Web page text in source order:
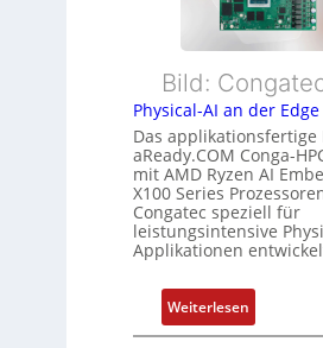
n
d
ü
b
e
r
w
a
c
h
u
n
g
r
i
s
t
u
n
g
i
b
e
E
t
h
e
r
c
a
t
-
A
Bild:
Physical-AI an der Edge
Das applikationsfertige
aReady.COM Conga-
mit AMD Ryzen AI
X100 Series
Congatec speziell für
leistungsintensive
Applikationen
Weiterlesen:
P